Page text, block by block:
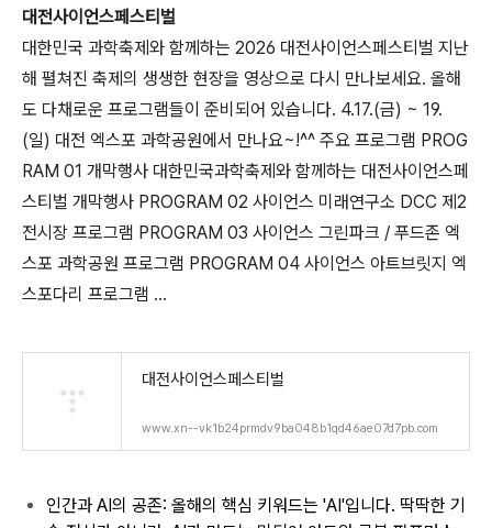
대전사이언스페스티벌
대한민국 과학축제와 함께하는 2026 대전사이언스페스티벌 지난
해 펼쳐진 축제의 생생한 현장을 영상으로 다시 만나보세요. 올해
도 다채로운 프로그램들이 준비되어 있습니다. 4.17.(금) ~ 19.
(일) 대전 엑스포 과학공원에서 만나요~!^^ 주요 프로그램 PROG
RAM 01 개막행사 대한민국과학축제와 함께하는 대전사이언스페
스티벌 개막행사 PROGRAM 02 사이언스 미래연구소 DCC 제2
전시장 프로그램 PROGRAM 03 사이언스 그린파크 / 푸드존 엑
스포 과학공원 프로그램 PROGRAM 04 사이언스 아트브릿지 엑
스포다리 프로그램 ...
대전사이언스페스티벌
www.xn--vk1b24prmdv9ba048b1qd46ae07d7pb.com
인간과 AI의 공존: 올해의 핵심 키워드는 'AI'입니다. 딱딱한 기